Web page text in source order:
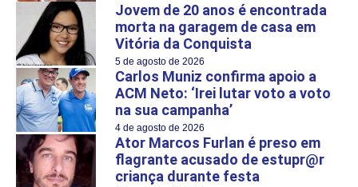
Jovem de 20 anos é encontrada
morta na garagem de casa em
Vitória da Conquista
5 de agosto de 2026
Carlos Muniz confirma apoio a
ACM Neto: ‘Irei lutar voto a voto
na sua campanha’
4 de agosto de 2026
Ator Marcos Furlan é preso em
flagrante acusado de estupr@r
criança durante festa